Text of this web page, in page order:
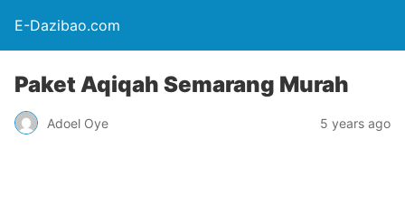
E-Dazibao.com
Paket Aqiqah Semarang Murah
Adoel Oye 5 years ago